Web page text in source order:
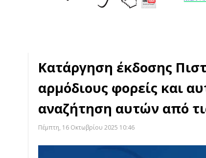
Κατάργηση έκδοσης
αρμόδιους φορείς και
αναζήτηση αυτών από
Πέμπτη, 16 Οκτωβρίου 2025 10:46